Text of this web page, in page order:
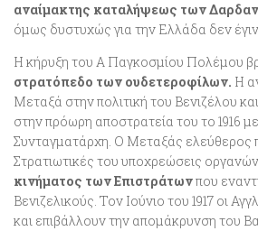
αναίμακτης καταλήψεως των
όμως δυστυχώς για την Ελλάδα δεν
Η κήρυξη του Α Παγκοσμίου Πολέμου
στρατόπεδο των ουδετεροφίλων. Η
Μεταξά στην πολιτική του Βενιζέλου
στην πρόωρη αποστρατεία του το 1916
Συνταγματάρχη. Ο Μεταξάς ελεύθερος
Στρατιωτικές του υποχρεώσεις
κινήματος των Επιστράτωνπου
Βενιζελικούς. Τον Ιούνιο του 1917 οι
και επιβάλλουν την απομάκρυνση του